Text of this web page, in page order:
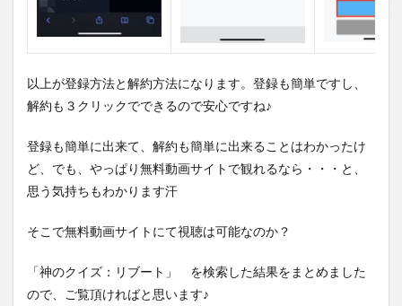
以上が登録方法と解約方法になります。登録も簡単ですし、
解約も３クリックでできるので安心ですね♪
登録も簡単に出来て、解約も簡単に出来ることはわかったけ
ど、でも、やっぱり無料動画サイトで観れるなら・・・と、
思う気持ちもわかります汗
そこで無料動画サイトにて視聴は可能なのか？
「神のクイズ：リブート」 を検索した結果をまとめました
ので、ご覧頂ければと思います♪